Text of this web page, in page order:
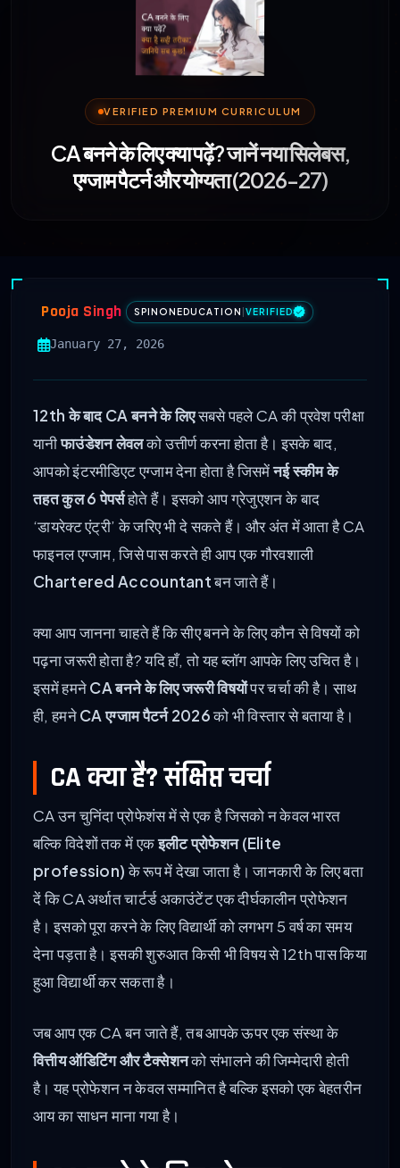
VERIFIED PREMIUM CURRICULUM
CA बनने के लिए क्या पढ़ें? जानें नया सिलेबस,
एग्जाम पैटर्न और योग्यता (2026-27)
Pooja Singh SPINONEDUCATION VERIFIED
January 27, 2026
12th के बाद CA बनने के लिएसबसे पहले CA की प्रवेश परीक्षा
यानीफाउंडेशन लेवलको उत्तीर्ण करना होता है। इसके बाद,
आपको इंटरमीडिएट एग्जाम देना होता है जिसमेंनई स्कीम के
तहत कुल 6 पेपर्सहोते हैं। इसको आप ग्रेजुएशन के बाद
‘डायरेक्ट एंट्री’ के जरिए भी दे सकते हैं। और अंत में आता है CA
फाइनल एग्जाम, जिसे पास करते ही आप एक गौरवशाली
Chartered Accountantबन जाते हैं।
क्या आप जानना चाहते हैं कि सीए बनने के लिए कौन से विषयों को
पढ़ना जरूरी होता है? यदि हाँ, तो यह ब्लॉग आपके लिए उचित है।
इसमें हमनेCA बनने के लिए जरूरी विषयोंपर चर्चा की है। साथ
ही, हमनेCA एग्जाम पैटर्न 2026को भी विस्तार से बताया है।
CA क्या है? संक्षिप्त चर्चा
CA उन चुनिंदा प्रोफेशंस में से एक है जिसको न केवल भारत
बल्कि विदेशों तक में एकइलीट प्रोफेशन (Elite
profession)के रूप में देखा जाता है। जानकारी के लिए बता
दें कि CA अर्थात चार्टर्ड अकाउंटेंट एक दीर्घकालीन प्रोफेशन
है। इसको पूरा करने के लिए विद्यार्थी को लगभग 5 वर्ष का समय
देना पड़ता है। इसकी शुरुआत किसी भी विषय से 12th पास किया
हुआ विद्यार्थी कर सकता है।
जब आप एक CA बन जाते हैं, तब आपके ऊपर एक संस्था के
वित्तीय ऑडिटिंग और टैक्सेशनको संभालने की जिम्मेदारी होती
है। यह प्रोफेशन न केवल सम्मानित है बल्कि इसको एक बेहतरीन
आय का साधन माना गया है।